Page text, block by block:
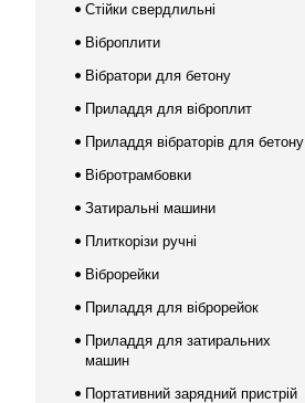
Стійки свердлильні
Віброплити
Вібратори для бетону
Приладдя для віброплит
Приладдя вібраторів для бетону
Вібротрамбовки
Затиральні машини
Плиткорізи ручні
Віброрейки
Приладдя для віброрейок
Приладдя для затиральних
машин
Портативний зарядний пристрій